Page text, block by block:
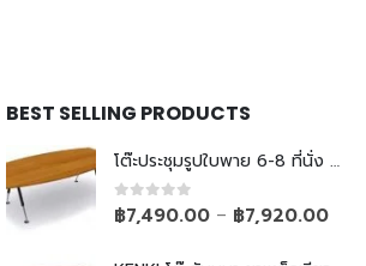
BEST SELLING PRODUCTS
โต๊ะประชุมรูปใบพาย 6-8 ที่นั่ง ขาเหล็กเรียว
0out of 5
฿7,490.00 – ฿7,920.00